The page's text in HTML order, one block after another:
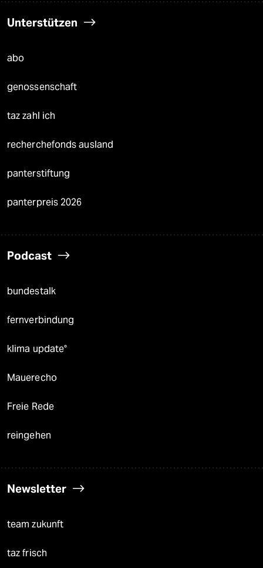
Unterstützen
abo
genossenschaft
taz zahl ich
recherchefonds ausland
panterstiftung
panterpreis 2026
Podcast
bundestalk
fernverbindung
klima update°
Mauerecho
Freie Rede
reingehen
Newsletter
team zukunft
taz frisch